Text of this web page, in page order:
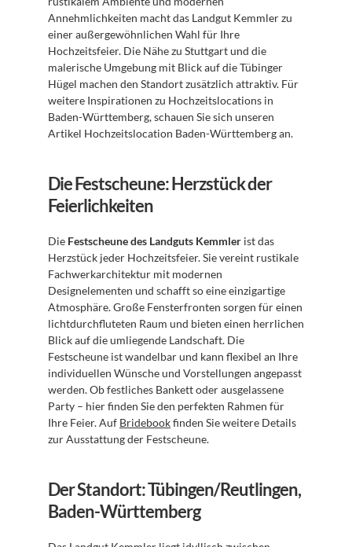
Annehmlichkeiten macht das Landgut Kemmler zu
einer außergewöhnlichen Wahl für Ihre
Hochzeitsfeier. Die Nähe zu Stuttgart und die
malerische Umgebung mit Blick auf die Tübinger
Hügel machen den Standort zusätzlich attraktiv. Für
weitere Inspirationen zu Hochzeitslocations in
Baden-Württemberg, schauen Sie sich unseren
Artikel Hochzeitslocation Baden-Württemberg an.
Die Festscheune: Herzstück der
Feierlichkeiten
Die Festscheune des Landguts Kemmler ist das
Herzstück jeder Hochzeitsfeier. Sie vereint rustikale
Fachwerkarchitektur mit modernen
Designelementen und schafft so eine einzigartige
Atmosphäre. Große Fensterfronten sorgen für einen
lichtdurchfluteten Raum und bieten einen herrlichen
Blick auf die umliegende Landschaft. Die
Festscheune ist wandelbar und kann flexibel an Ihre
individuellen Wünsche und Vorstellungen angepasst
werden. Ob festliches Bankett oder ausgelassene
Party – hier finden Sie den perfekten Rahmen für
Ihre Feier. Auf Bridebook finden Sie weitere Details
zur Ausstattung der Festscheune.
Der Standort: Tübingen/Reutlingen,
Baden-Württemberg